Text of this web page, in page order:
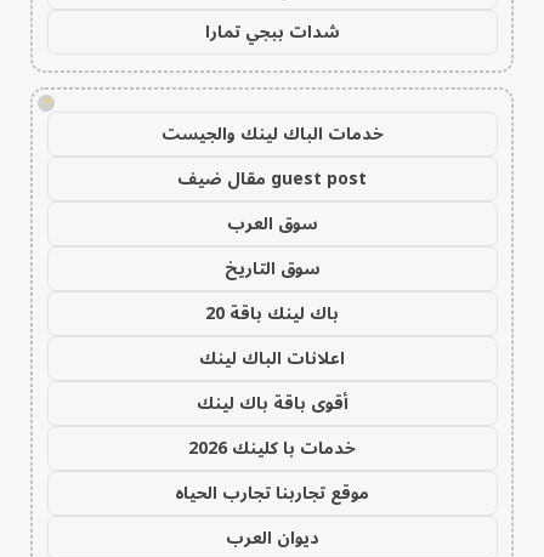
شدات ببجي تمارا
!
خدمات الباك لينك والجيست
guest post مقال ضيف
سوق العرب
سوق التاريخ
باك لينك باقة 20
اعلانات الباك لينك
أقوى باقة باك لينك
خدمات با كلينك 2026
موقع تجاربنا تجارب الحياه
ديوان العرب